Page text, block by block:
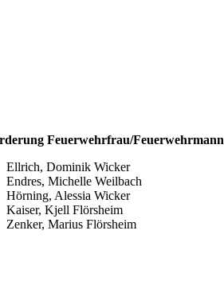
Feuerwehrfrau/Feuerwehrmann
Ellrich, Dominik Wicker
Endres, Michelle Weilbach
Hörning, Alessia Wicker
Kaiser, Kjell Flörsheim
Zenker, Marius Flörsheim